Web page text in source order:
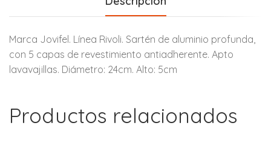
Marca Jovifel. Línea Rivoli. Sartén de aluminio profunda,
con 5 capas de revestimiento antiadherente. Apto
lavavajillas. Diámetro: 24cm. Alto: 5cm
Productos relacionados